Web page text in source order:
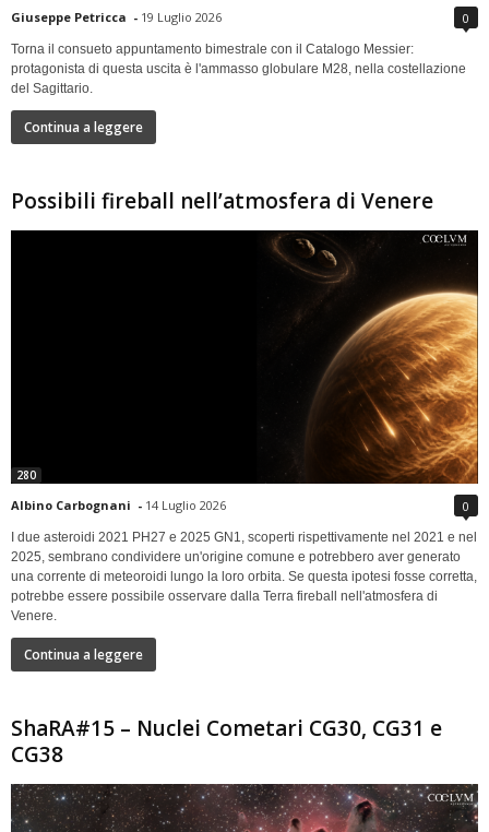
Giuseppe Petricca - 19 Luglio 2026 0
Torna il consueto appuntamento bimestrale con il Catalogo Messier:
protagonista di questa uscita è l'ammasso globulare M28, nella costellazione
del Sagittario.
Continua a leggere
Possibili fireball nell’atmosfera di Venere
280
Albino Carbognani - 14 Luglio 2026 0
I due asteroidi 2021 PH27 e 2025 GN1, scoperti rispettivamente nel 2021 e nel
2025, sembrano condividere un'origine comune e potrebbero aver generato
una corrente di meteoroidi lungo la loro orbita. Se questa ipotesi fosse corretta,
potrebbe essere possibile osservare dalla Terra fireball nell'atmosfera di
Venere.
Continua a leggere
ShaRA#15 – Nuclei Cometari CG30, CG31 e
CG38